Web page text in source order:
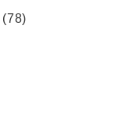
(78)